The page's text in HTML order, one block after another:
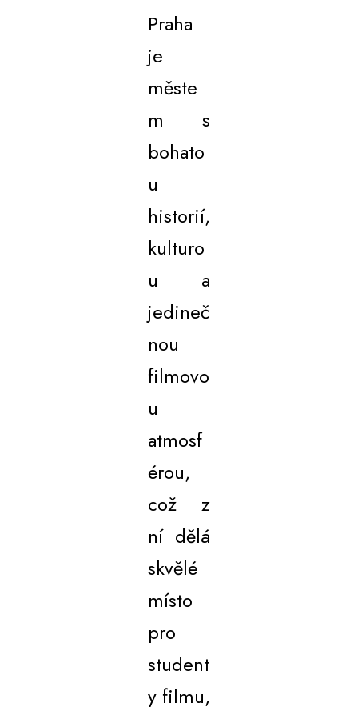
Praha
je
měste
m s
bohato
u
historií,
kulturo
u a
jedineč
nou
filmovo
u
atmosf
érou,
což z
ní dělá
skvělé
místo
pro
student
y filmu,